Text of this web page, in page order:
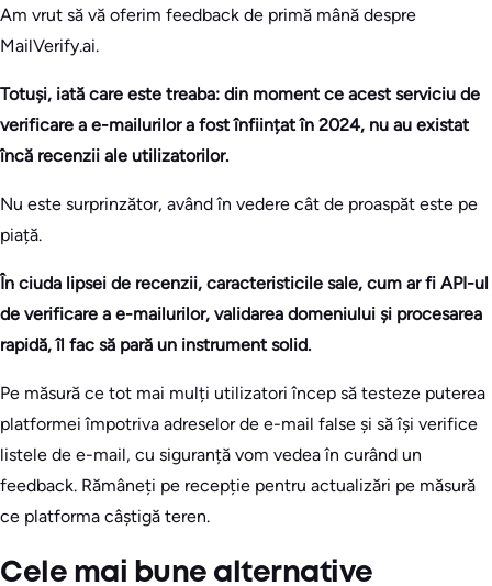
Am vrut să vă oferim feedback de primă mână despre
MailVerify.ai.
Totuși, iată care este treaba: din moment ce acest serviciu de
verificare a e-mailurilor a fost înființat în 2024, nu au existat
încă recenzii ale utilizatorilor.
Nu este surprinzător, având în vedere cât de proaspăt este pe
piață.
În ciuda lipsei de recenzii, caracteristicile sale, cum ar fi API-ul
de verificare a e-mailurilor, validarea domeniului și procesarea
rapidă, îl fac să pară un instrument solid.
Pe măsură ce tot mai mulți utilizatori încep să testeze puterea
platformei împotriva adreselor de e-mail false și să își verifice
listele de e-mail, cu siguranță vom vedea în curând un
feedback. Rămâneți pe recepție pentru actualizări pe măsură
ce platforma câștigă teren.
Cele mai bune alternative